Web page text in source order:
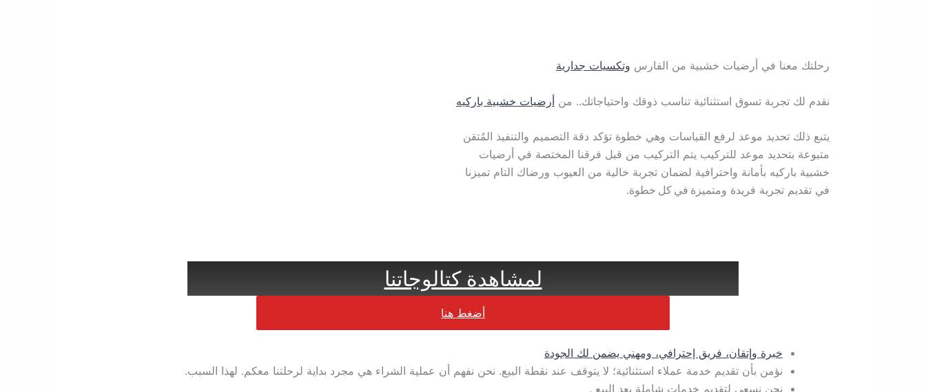
رحلتك معنا في أرضيات خشبية من الفارس وتكسيات جدارية
نقدم لك تجربة تسوق استثنائية تناسب ذوقك واحتياجاتك.. من أرضيات خشبية باركيه
يتبع ذلك تحديد موعد لرفع القياسات وهي خطوة تؤكد دقة التصميم والتنفيذ المُتقن
متبوعة بتحديد موعد للتركيب يتم التركيب من قبل فرقنا المختصة في أرضيات
خشبية باركيه بأمانة واحترافية لضمان تجربة خالية من العيوب ورضاك التام تميزنا
في تقديم تجربة فريدة ومتميزة في كل خطوة.
لمشاهدة كتالوجاتنا
أضغط هنا
خبرة وإتقان، فريق إحترافي، ومهني يضمن لك الجودة
نؤمن بأن تقديم خدمة عملاء استثنائية؛ لا يتوقف عند نقطة البيع. نحن نفهم أن عملية الشراء هي مجرد بداية لرحلتنا معكم. لهذا السبب.
نحن نسعى لتقديم خدمات شاملة بعد البيع .